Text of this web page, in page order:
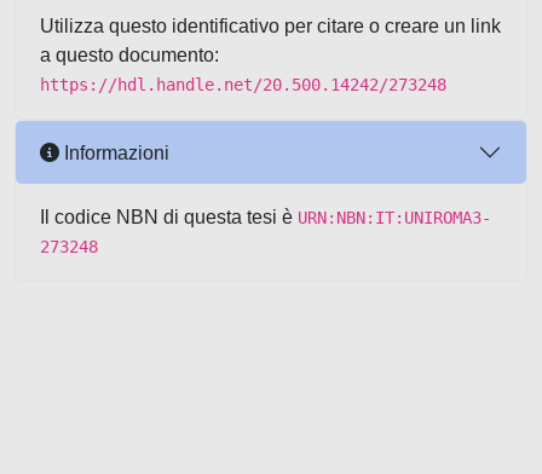
Utilizza questo identificativo per citare o creare un link
a questo documento:
https://hdl.handle.net/20.500.14242/273248
Informazioni
Il codice NBN di questa tesi è URN:NBN:IT:UNIROMA3-
273248